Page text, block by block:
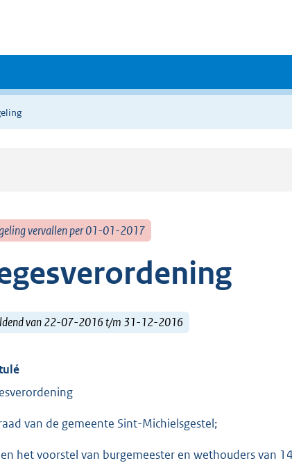
vervallen per 01-01-2017
van 22-07-2016 t/m 31-12-2016
van de gemeente Sint-Michielsgestel;
het voorstel van burgemeester en wethouders van